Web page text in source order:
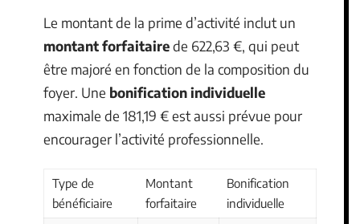
Le montant de la prime d’activité inclut un
montant forfaitairede 622,63 €, qui peut
être majoré en fonction de la composition du
foyer. Une bonification individuelle
maximale de 181,19 € est aussi prévue pour
encourager l’activité professionnelle.
Type de
bénéficiaire
Montant
forfaitaire
Bonification
individuelle